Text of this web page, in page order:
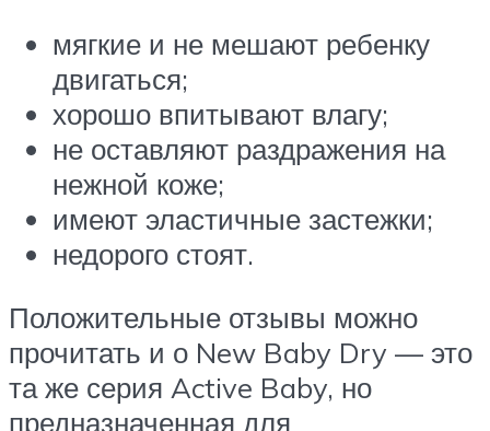
мягкие и не мешают ребенку
двигаться;
хорошо впитывают влагу;
не оставляют раздражения на
нежной коже;
имеют эластичные застежки;
недорого стоят.
Положительные отзывы можно
прочитать и о New Baby Dry — это
та же серия Active Baby, но
предназначенная для